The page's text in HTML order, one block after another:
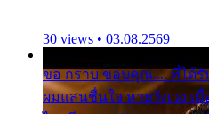
30 views • 03.08.2569
ขอ กราบ ขอบคุณ.... ที่ได้
ผมแสนชื่นใจ หายวังเวง เ